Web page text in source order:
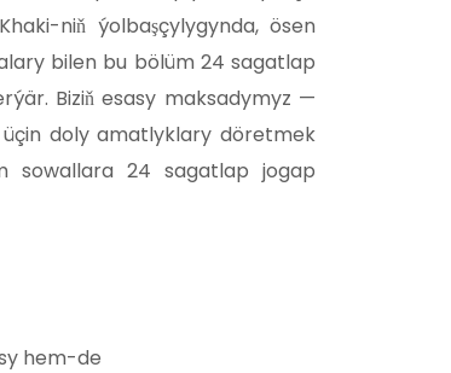
niň ýolbaşçylygynda, ösen
bilen bu bölüm 24 sagatlap
Biziň esasy maksadymyz —
doly amatlyklary döretmek
sowallara 24 sagatlap jogap
hem-de